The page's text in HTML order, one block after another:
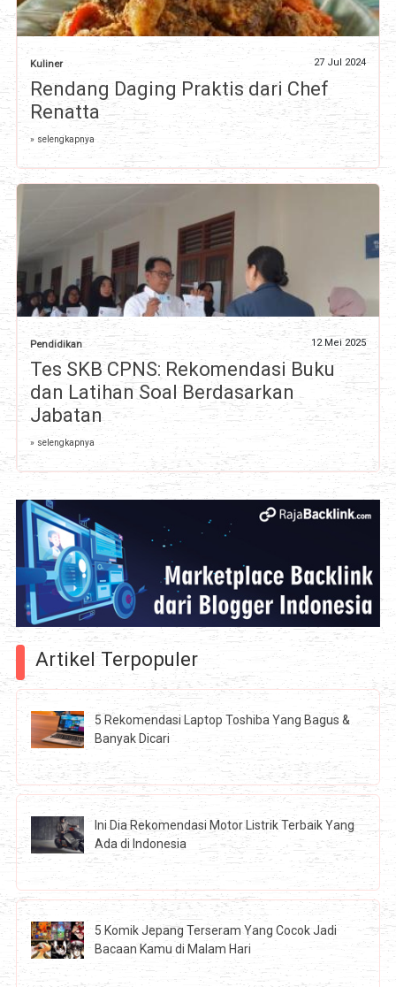
Kuliner 27 Jul 2024
Rendang Daging Praktis dari Chef
Renatta
» selengkapnya
Pendidikan 12 Mei 2025
Tes SKB CPNS: Rekomendasi Buku
dan Latihan Soal Berdasarkan
Jabatan
» selengkapnya
Artikel Terpopuler
5 Rekomendasi Laptop Toshiba Yang Bagus &
Banyak Dicari
Ini Dia Rekomendasi Motor Listrik Terbaik Yang
Ada di Indonesia
5 Komik Jepang Terseram Yang Cocok Jadi
Bacaan Kamu di Malam Hari